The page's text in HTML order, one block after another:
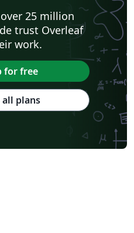
25 million
trust Overleaf
work.
for free
all plans